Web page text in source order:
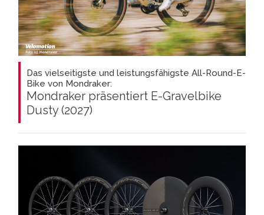
Das vielseitigste und leistungsfähigste All-Round-E-
Bike von Mondraker:
Mondraker präsentiert E-Gravelbike
Dusty (2027)